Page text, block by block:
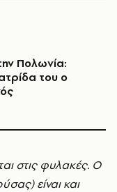
Πολωνία:
του ο
στις φυλακές. Ο
είναι και